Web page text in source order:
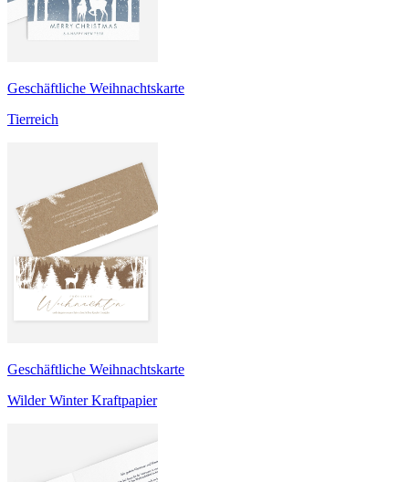
Geschäftliche Weihnachtskarte
Tierreich
Geschäftliche Weihnachtskarte
Wilder Winter Kraftpapier